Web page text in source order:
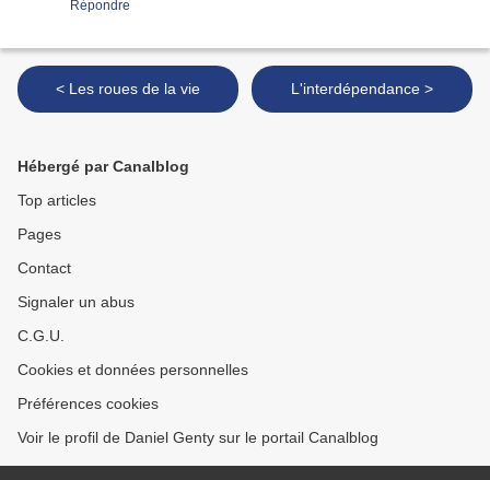
Répondre
< Les roues de la vie L'interdépendance >
Hébergé par Canalblog
Top articles
Pages
Contact
Signaler un abus
C.G.U.
Cookies et données personnelles
Préférences cookies
Voir le profil de Daniel Genty sur le portail Canalblog